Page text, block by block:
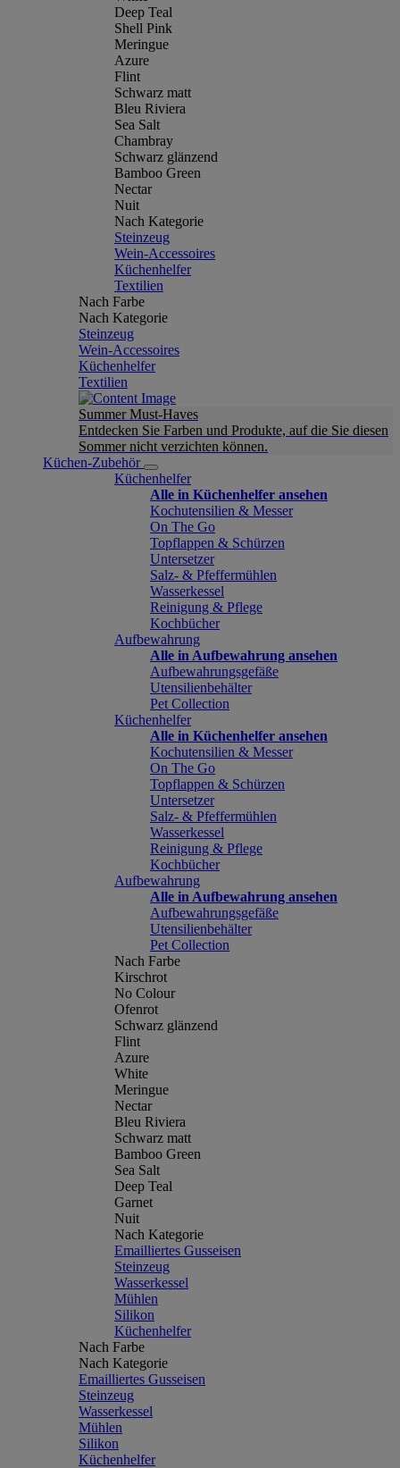
Deep Teal
Shell Pink
Meringue
Azure
Flint
Schwarz matt
Bleu Riviera
Sea Salt
Chambray
Schwarz glänzend
Bamboo Green
Nectar
Nuit
Nach Kategorie
Steinzeug
Wein-Accessoires
Küchenhelfer
Textilien
Nach Farbe
Nach Kategorie
Steinzeug
Wein-Accessoires
Küchenhelfer
Textilien
Summer Must-Haves
Entdecken Sie Farben und Produkte, auf die Sie diesen
Sommer nicht verzichten können.
Küchen-Zubehör
Küchenhelfer
Alle in Küchenhelfer ansehen
Kochutensilien & Messer
On The Go
Topflappen & Schürzen
Untersetzer
Salz- & Pfeffermühlen
Wasserkessel
Reinigung & Pflege
Kochbücher
Aufbewahrung
Alle in Aufbewahrung ansehen
Aufbewahrungsgefäße
Utensilienbehälter
Pet Collection
Küchenhelfer
Alle in Küchenhelfer ansehen
Kochutensilien & Messer
On The Go
Topflappen & Schürzen
Untersetzer
Salz- & Pfeffermühlen
Wasserkessel
Reinigung & Pflege
Kochbücher
Aufbewahrung
Alle in Aufbewahrung ansehen
Aufbewahrungsgefäße
Utensilienbehälter
Pet Collection
Nach Farbe
Kirschrot
No Colour
Ofenrot
Schwarz glänzend
Flint
Azure
White
Meringue
Nectar
Bleu Riviera
Schwarz matt
Bamboo Green
Sea Salt
Deep Teal
Garnet
Nuit
Nach Kategorie
Emailliertes Gusseisen
Steinzeug
Wasserkessel
Mühlen
Silikon
Küchenhelfer
Nach Farbe
Nach Kategorie
Emailliertes Gusseisen
Steinzeug
Wasserkessel
Mühlen
Silikon
Küchenhelfer